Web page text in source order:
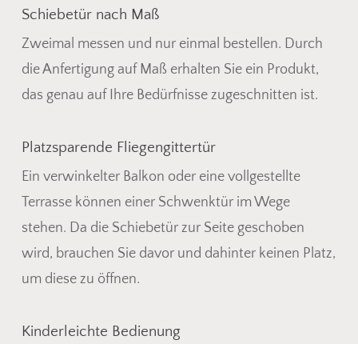
Es befinden sich keine Produkte
Schiebetür nach Maß
Zweimal messen und nur einmal bestellen. Durch
die Anfertigung auf Maß erhalten Sie ein Produkt,
das genau auf Ihre Bedürfnisse zugeschnitten ist.
Platzsparende Fliegengittertür
Ein verwinkelter Balkon oder eine vollgestellte
Terrasse können einer Schwenktür im Wege
stehen. Da die Schiebetür zur Seite geschoben
wird, brauchen Sie davor und dahinter keinen Platz,
um diese zu öffnen.
Kinderleichte Bedienung